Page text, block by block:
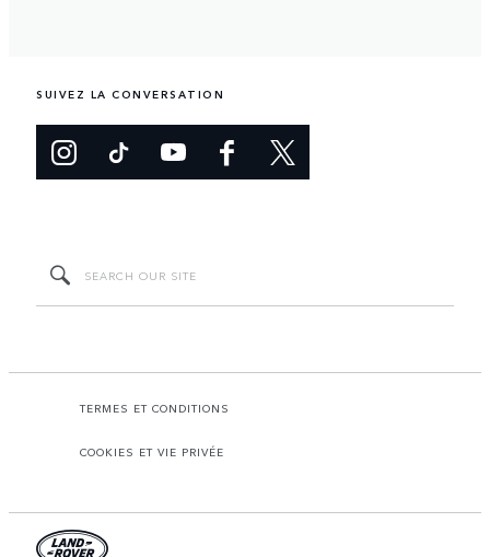
SUIVEZ LA CONVERSATION
TERMES ET CONDITIONS
COOKIES ET VIE PRIVÉE